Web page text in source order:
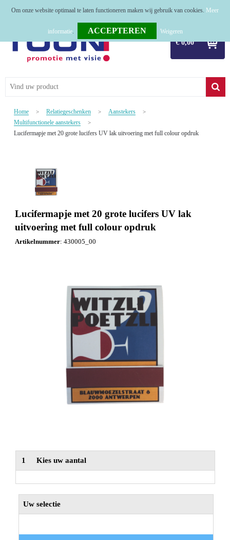
€ 0,00
Relatiegeschenken
Werkkleding
Kerstpakketten
Tastingpakketten
TOP 50
NIEUW
Home > Relatiegeschenken > Aanstekers >
Multifunctionele aanstekers >
Lucifermapje met 20 grote lucifers UV lak uitvoering met full colour opdruk
Lucifermapje met 20 grote lucifers UV lak
uitvoering met full colour opdruk
Artikelnummer: 430005_00
1 Kies uw aantal
Uw selectie
Om onze website optimaal te laten functioneren maken wij gebruik van cookies. Meer
informatie. Weigeren